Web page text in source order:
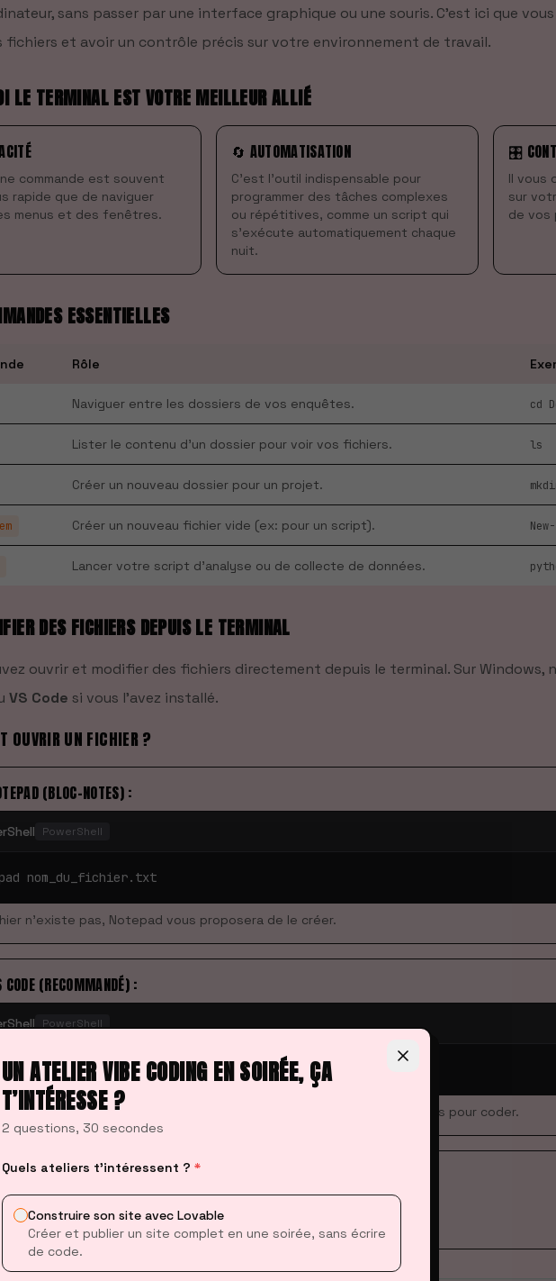
sans passer par une interface graphique ou une souris. C'est ici que
fichiers et avoir un contrôle précis sur votre environnement de travail.
LE TERMINAL EST VOTRE MEILLEUR ALLIÉ
commande est souvent
rapide que de naviguer
menus et des fenêtres.
🔄 AUTOMATISATION
C'est l'outil indispensable pour
programmer des tâches complexes
ou répétitives, comme un script qui
s'exécute automatiquement chaque
nuit.
🎛️
Il vous
sur
de vos
ESSENTIELLES
Rôle
Naviguer entre les dossiers de vos enquêtes. cd
Lister le contenu d'un dossier pour voir vos fichiers. ls
Créer un nouveau dossier pour un projet.
Créer un nouveau fichier vide (ex: pour un script).
Lancer votre script d'analyse ou de collecte de données.
DES FICHIERS DEPUIS LE TERMINAL
ouvrir et modifier des fichiers directement depuis le terminal. Sur Windows,
VS Code si vous l'avez installé.
OUVRIR UN FICHIER ?
(BLOC-NOTES) :
PowerShell
nom_du_fichier.txt
n'existe pas, Notepad vous proposera de le créer.
CODE (RECOMMANDÉ) :
PowerShell
nom_du_fichier.txt
offre la coloration syntaxique et de nombreuses fonctionnalités utiles pour coder.
ET QUITTER :
faites
fermer, faitesAlt + F4ou fermez simplement la fenêtre.
UN ATELIER VIBE CODING EN SOIRÉE, ÇA
T’INTÉRESSE ?
2 questions, 30 secondes
Quels ateliers t’intéressent ? *
Construire son site avec Lovable
Créer et publier un site complet en une soirée, sans écrire
de code.